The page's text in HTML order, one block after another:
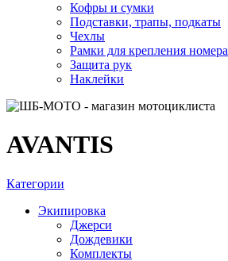
Кофры и сумки
Подставки, трапы, подкаты
Чехлы
Рамки для крепления номера
Защита рук
Наклейки
AVANTIS
Категории
Экипировка
Джерси
Дождевики
Комплекты